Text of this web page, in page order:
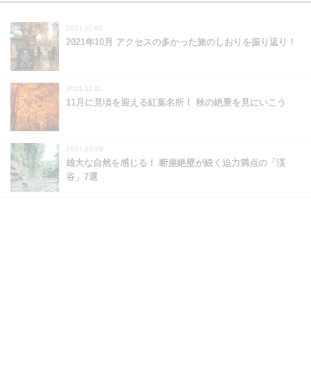
2021-11-03
2021年10月 アクセスの多かった旅のしおりを振り返り！
2021-11-01
11月に見頃を迎える紅葉名所！ 秋の絶景を見にいこう
2021-10-28
雄大な自然を感じる！ 断崖絶壁が続く迫力満点の「渓
谷」7選